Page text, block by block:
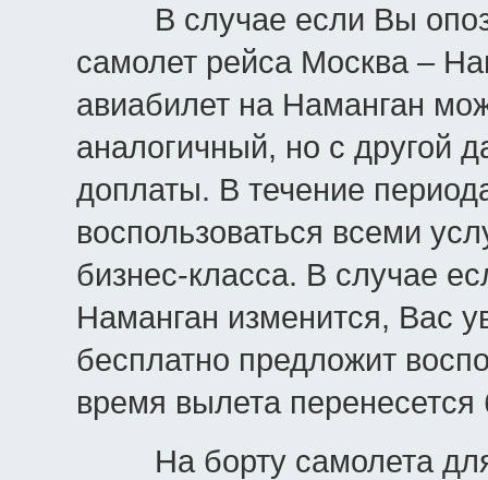
В случае если Вы
самолет рейса Москва –
авиабилет на Наманган
аналогичный, но с другой
доплаты. В течение
воспользоваться всеми
бизнес-класса. В случае
Наманган изменится, Вас
бесплатно предложит
время вылета
На борту самолета для